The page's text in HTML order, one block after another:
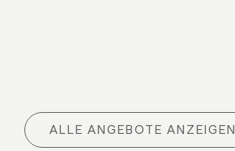
Frühlingsgefühle
ALLE ANGEBOTE ANZEIGEN